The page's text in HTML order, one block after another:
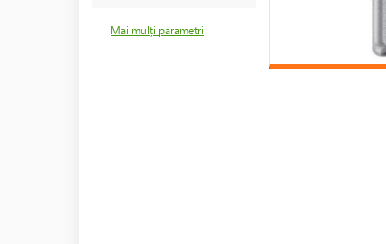
Mai mulți parametri